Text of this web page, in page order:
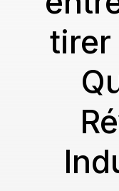
tirer